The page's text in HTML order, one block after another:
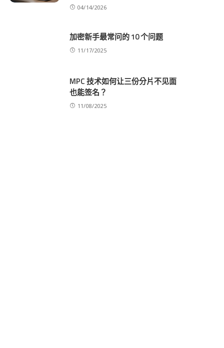
04/14/2026
加密新手最常问的 10 个问题
11/17/2025
MPC 技术如何让三份分片不见面
也能签名？
11/08/2025